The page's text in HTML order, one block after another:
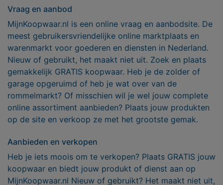
Vraag en aanbod
MijnKoopwaar.nl is een online vraag en aanbodsite. De
meest gebruikersvriendelijke online marktplaats en
warenmarkt voor goederen en diensten in Nederland.
Nieuw of gebruikt, het maakt niet uit. Zoek en plaats
gemakkelijk GRATIS koopwaar. Heb je de zolder of
garage opgeruimd of heb je wat over van de
rommelmarkt? Of misschien wil je wel jouw complete
online assortiment aanbieden? Plaats jouw produkten
op de site en verkoop ze met het grootste gemak.
Aanbieden en verkopen
Heb je iets moois om te verkopen? Plaats GRATIS jouw
koopwaar en biedt jouw produkt of dienst aan op
MijnKoopwaar.nl Nieuw of gebruikt? Het maakt niet uit,